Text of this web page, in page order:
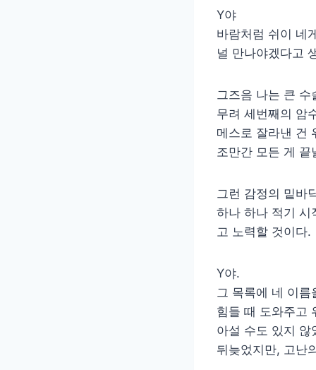
Y야
바람처럼 쉬이 네
널 만나야겠다고
그즈음 나는 큰 수
무려 세번째의 암
메스로 잘라낸 건
조만간 모든 게
그런 감정의 밑바
하나 하나 적기 시
고 노력할 것이다.
Y야.
그 목록에 네 이
힘들 때 도와주고
아설 수도 있지 않
뒤늦었지만, 고난